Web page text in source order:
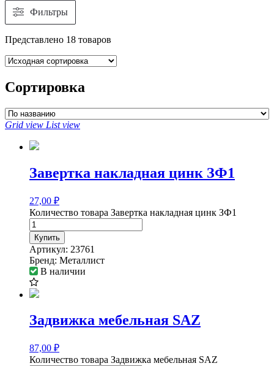
Фильтры
Представлено 18 товаров
Сортировка
Grid view List view
Завертка накладная цинк ЗФ1
27,00 ₽
Количество товара Завертка накладная цинк ЗФ1
Купить
Артикул: 23761
Бренд: Металлист
В наличии
Задвижка мебельная SAZ
87,00 ₽
Количество товара Задвижка мебельная SAZ